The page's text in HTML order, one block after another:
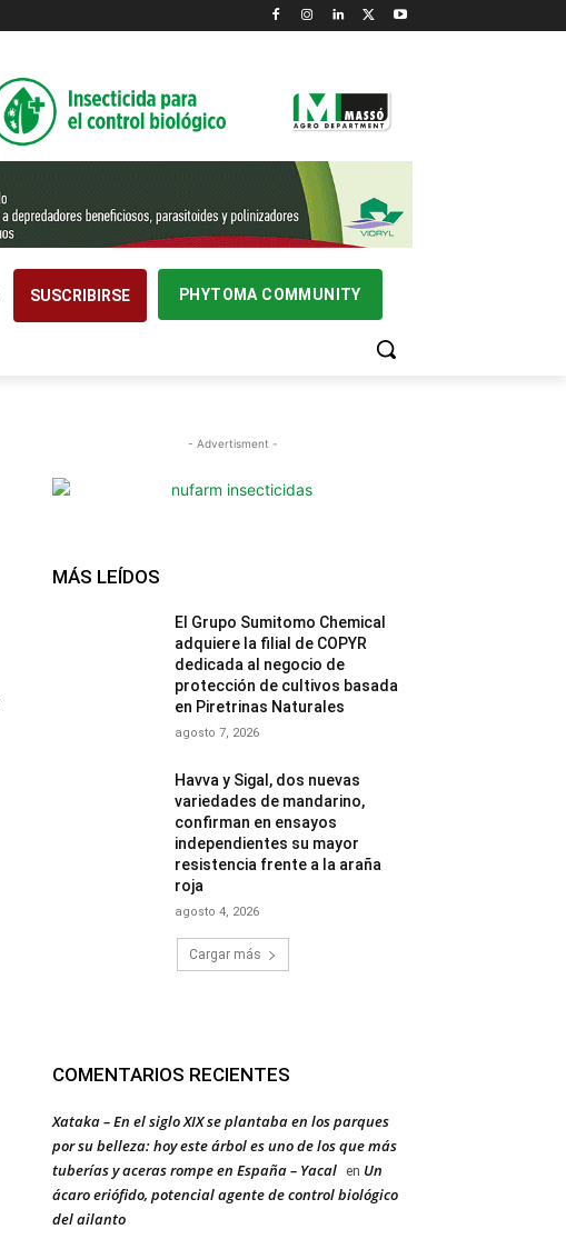
SUSCRIBIRSE PHYTOMA COMMUNITY
- Advertisment -
MÁS LEÍDOS
El Grupo Sumitomo Chemical
adquiere la filial de COPYR
dedicada al negocio de
protección de cultivos basada
en Piretrinas Naturales
agosto 7, 2026
Havva y Sigal, dos nuevas
variedades de mandarino,
confirman en ensayos
independientes su mayor
resistencia frente a la araña
roja
agosto 4, 2026
Cargar más
COMENTARIOS RECIENTES
Xataka – En el siglo XIX se plantaba en los parques
por su belleza: hoy este árbol es uno de los que más
tuberías y aceras rompe en España – Yacal
en Un
ácaro eriófido, potencial agente de control biológico
del ailanto